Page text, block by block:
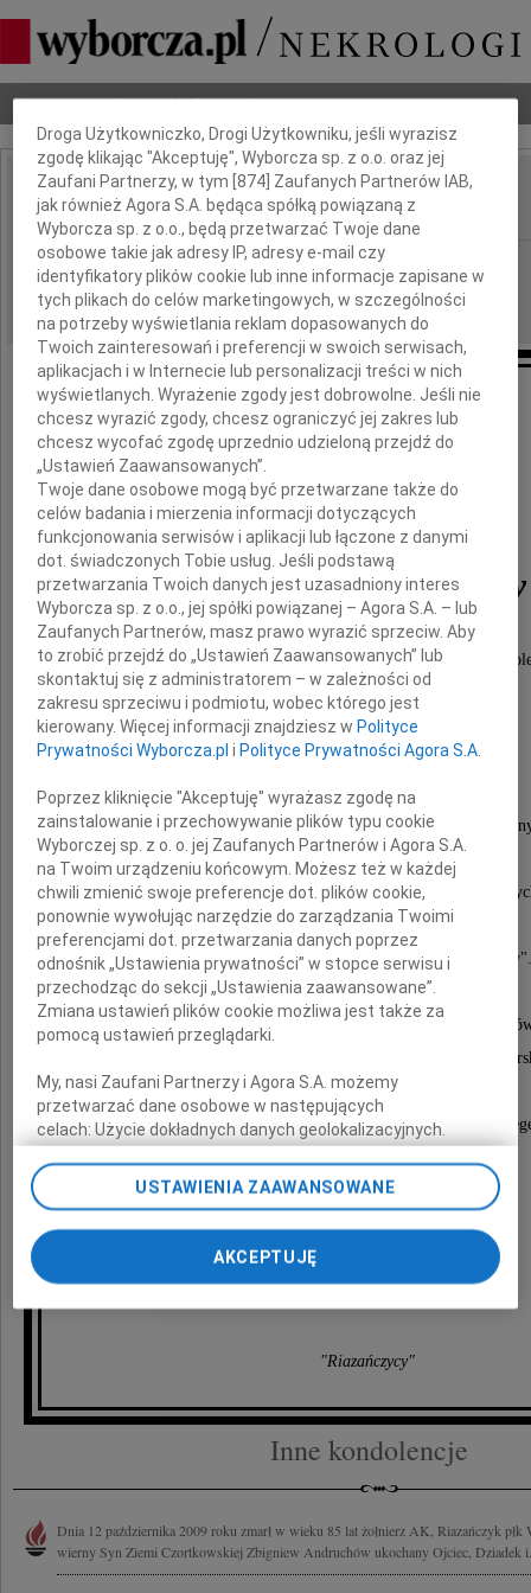
Nekrologi Odeszli Poradnik pogrzebowy
IMIĘ I NAZWISKO: Zbigniew Andruchów
REGION: Warszawa
DATA EMISJI: 19.10.2009
Dnia 12 października 2009 roku
w wieku 85 lat zmarł
płk w st. spoczynku
Zbigniew Andruchów
Był żołnierzem AK w obwodzie Czortków
a od 1944 pełnił służbę w Wojsku Polskim.
Absolwent Szkoły Oficerskiej w Riazaniu.
Dowodził pododdziałami łączności,
a po ukończeniu studiów wyższych pracował
na odpowiedzialnych stanowiskach w Sztabie
i Ministerstwie Spraw Zagranicznych.
Aktywny i ofiarny działacz ogranizacji
W ostatnich latach pełnił funkcję
sekretarza kombatanckiego klubu "Riazańczycy".
Niezwykle pracowity, uczynny, skromny.
Cieszył się ogromnym szacunkiem wśród
Odznaczony m.in. Krzyżami Oficerskim i
Orderu Odrodzenia Polski.
Z ogromnym żalem żegnamy serdecznego
i towarzysza broni z lat wojny.
Rodzinie
"Riazańczycy"
Inne kondolencje
Dnia 12 października 2009 roku zmarł w wieku 85 lat żołnierz AK, Riazańczyk
wierny Syn Ziemi Czortkowskiej Zbigniew Andruchów ukochany Ojciec, Dziadek
Dbamy o Twoją prywatność
Droga Użytkowniczko, Drogi Użytkowniku, jeśli wyrazisz
zgodę klikając "Akceptuję", Wyborcza sp. z o.o. oraz jej
Zaufani Partnerzy, w tym [874 ] Zaufanych Partnerów IAB,
jak również Agora S.A. będąca spółką powiązaną z
Wyborcza sp. z o.o., będą przetwarzać Twoje dane
osobowe takie jak adresy IP, adresy e-mail czy
identyfikatory plików cookie lub inne informacje zapisane w
tych plikach do celów marketingowych, w szczególności
na potrzeby wyświetlania reklam dopasowanych do
Twoich zainteresowań i preferencji w swoich serwisach,
aplikacjach i w Internecie lub personalizacji treści w nich
wyświetlanych. Wyrażenie zgody jest dobrowolne. Jeśli nie
chcesz wyrazić zgody, chcesz ograniczyć jej zakres lub
chcesz wycofać zgodę uprzednio udzieloną przejdź do
„Ustawień Zaawansowanych”.
Twoje dane osobowe mogą być przetwarzane także do
celów badania i mierzenia informacji dotyczących
funkcjonowania serwisów i aplikacji lub łączone z danymi
dot. świadczonych Tobie usług. Jeśli podstawą
przetwarzania Twoich danych jest uzasadniony interes
Wyborcza sp. z o.o., jej spółki powiązanej – Agora S.A. – lub
Zaufanych Partnerów, masz prawo wyrazić sprzeciw. Aby
to zrobić przejdź do „Ustawień Zaawansowanych” lub
skontaktuj się z administratorem – w zależności od
zakresu sprzeciwu i podmiotu, wobec którego jest
kierowany. Więcej informacji znajdziesz w Polityce
Prywatności Wyborcza.pl i Polityce Prywatności Agora S.A.
Poprzez kliknięcie "Akceptuję" wyrażasz zgodę na
zainstalowanie i przechowywanie plików typu cookie
Wyborczej sp. z o. o. jej Zaufanych Partnerów i Agora S.A.
na Twoim urządzeniu końcowym. Możesz też w każdej
chwili zmienić swoje preferencje dot. plików cookie,
ponownie wywołując narzędzie do zarządzania Twoimi
preferencjami dot. przetwarzania danych poprzez
odnośnik „Ustawienia prywatności” w stopce serwisu i
przechodząc do sekcji „Ustawienia zaawansowane”.
Zmiana ustawień plików cookie możliwa jest także za
pomocą ustawień przeglądarki.
My, nasi Zaufani Partnerzy i Agora S.A. możemy
przetwarzać dane osobowe w następujących
celach:Użycie dokładnych danych geolokalizacyjnych.
identyfikacji. Przechowywanie informacji na urządzeniu lub
dostęp do nich. Spersonalizowane reklamy i treści, pomiar
reklam i treści, badnie odbiorców i ulepszanie usług.
Lista Zaufanych Partnerów
USTAWIENIA ZAAWANSOWANE
AKCEPTUJĘ